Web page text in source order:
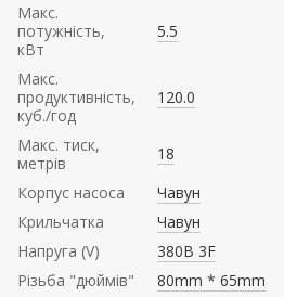
Mакс.
потужність,
кВт
5.5
Mакс.
продуктивність,
куб./год
120.0
Maкс. тиск,
метрів
18
Корпус насоса
Чавун
Крильчатка
Чавун
Напруга (V)
380В 3F
Різьба "дюймів"
80mm * 65mm